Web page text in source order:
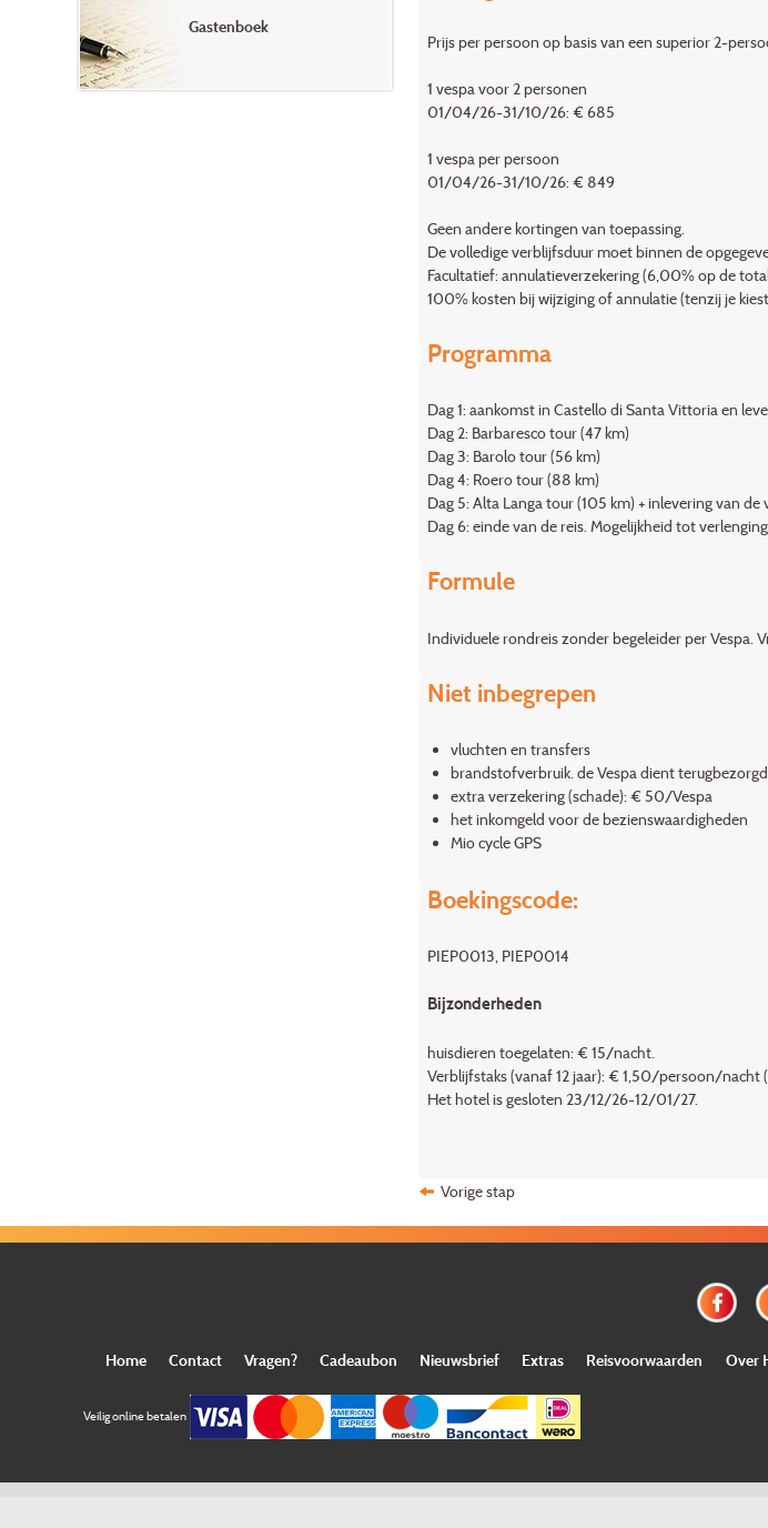
Prijs per persoon op basis van een superior 2-
1 vespa voor 2 personen
01/04/26-31/10/26: € 685
1 vespa per persoon
01/04/26-31/10/26: € 849
Geen andere kortingen van toepassing.
De volledige verblijfsduur moet binnen de
Facultatief: annulatieverzekering (6,00% op de
100% kosten bij wijziging of annulatie (tenzij je
Programma
Dag 1: aankomst in Castello di Santa Vittoria en
Dag 2: Barbaresco tour (47 km)
Dag 3: Barolo tour (56 km)
Dag 4: Roero tour (88 km)
Dag 5: Alta Langa tour (105 km) + inlevering van de
Dag 6: einde van de reis. Mogelijkheid tot verlenging
Formule
Individuele rondreis zonder begeleider per Vespa.
Niet inbegrepen
vluchten en transfers
brandstofverbruik. de Vespa dient
extra verzekering (schade): € 50/Vespa
het inkomgeld voor de bezienswaardigheden
Mio cycle GPS
Boekingscode:
PIEP0013, PIEP0014
Bijzonderheden
huisdieren toegelaten: € 15/nacht.
Verblijfstaks (vanaf 12 jaar): € 1,50/persoon/nacht
Het hotel is gesloten 23/12/26-12/01/27.
Vorige stap
Gastenboek
Home Contact Vragen? Cadeaubon Nieuwsbrief Extras Reisvoorwaarden Over
Veilig online betalen